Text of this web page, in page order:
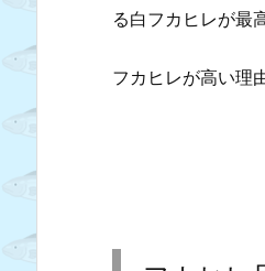
る白フカヒレが最
フカヒレが高い理